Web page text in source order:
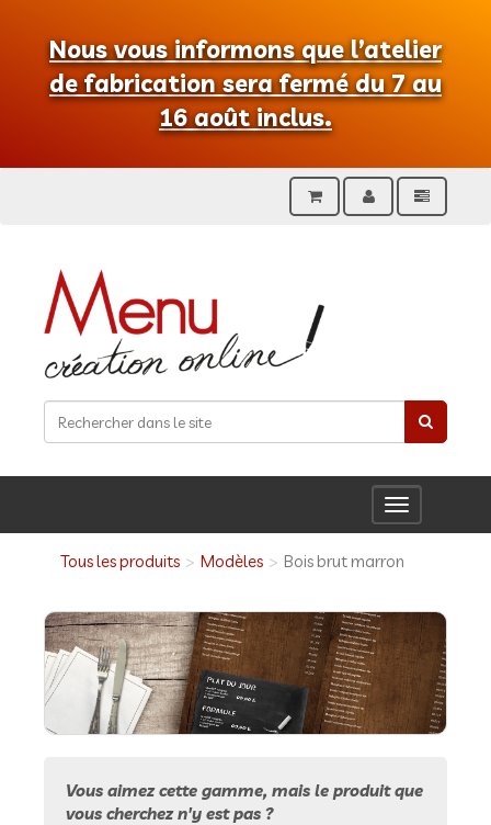
Nous vous informons que l’atelier
de fabrication sera fermé du 7 au
16 août inclus.
Toggle
navigation
Tous les produits
Modèles Bois brut marron
Vous aimez cette gamme, mais le produit que
vous cherchez n'y est pas ?